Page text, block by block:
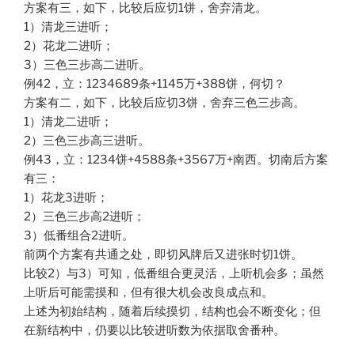
方案有三，如下，比较后应切1饼，舍弃清龙。
1）清龙三进听；
2）花龙二进听；
3）三色三步高二进听。
例42，立：1234689条+1145万+388饼，何切？
方案有二，如下，比较后应切3饼，舍弃三色三步高。
1）清龙二进听；
2）三色三步高三进听。
例43，立：1234饼+4588条+3567万+南西。切南后方案
有三：
1）花龙3进听；
2）三色三步高2进听；
3）低番组合2进听。
前两个方案有共通之处，即切风牌后又进张时切1饼。
比较2）与3）可知，低番组合更灵活，上听机会多；虽然
上听后可能需摸和，但有很大机会改良成点和。
上述为初始结构，随着后续摸切，结构也会不断变化；但
在新结构中，仍要以比较进听数为依据取舍番种。